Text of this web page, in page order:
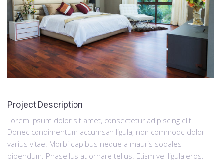
Project Description
Lorem ipsum dolor sit amet, consectetur adipiscing elit.
Donec condimentum accumsan ligula, non commodo dolor
varius vitae. Morbi dapibus neque a mauris sodales
bibendum. Phasellus at ornare tellus. Etiam vel ligula eros.